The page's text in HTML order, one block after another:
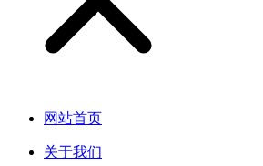
网站首页
关于我们